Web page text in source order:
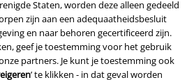
Staten, worden deze alleen gedeeld
zijn aan een adequaatheidsbesluit
en naar behoren gecertificeerd zijn.
geef je toestemming voor het gebruik
partners. Je kunt je toestemming ook
’ te klikken - in dat geval worden